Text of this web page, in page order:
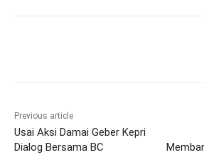
Previous article
Usai Aksi Damai Geber Kepri
Dialog Bersama BC